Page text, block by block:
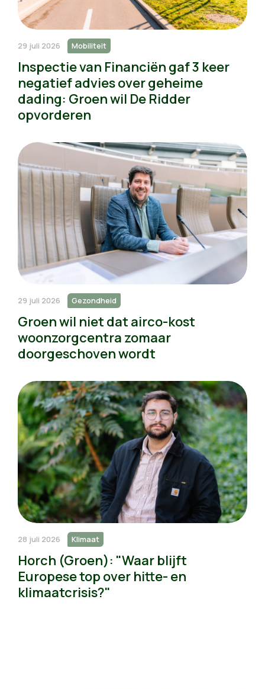
29 juli 2026 Mobiliteit
Inspectie van Financiën gaf 3 keer
negatief advies over geheime
dading: Groen wil De Ridder
opvorderen
29 juli 2026 Gezondheid
Groen wil niet dat airco-kost
woonzorgcentra zomaar
doorgeschoven wordt
28 juli 2026 Klimaat
Horch (Groen): "Waar blijft
Europese top over hitte- en
klimaatcrisis?"